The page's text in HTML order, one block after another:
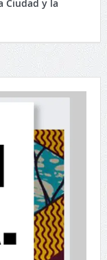
Ciudad y la